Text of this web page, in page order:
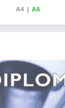
má gramáž 250
A4| A5